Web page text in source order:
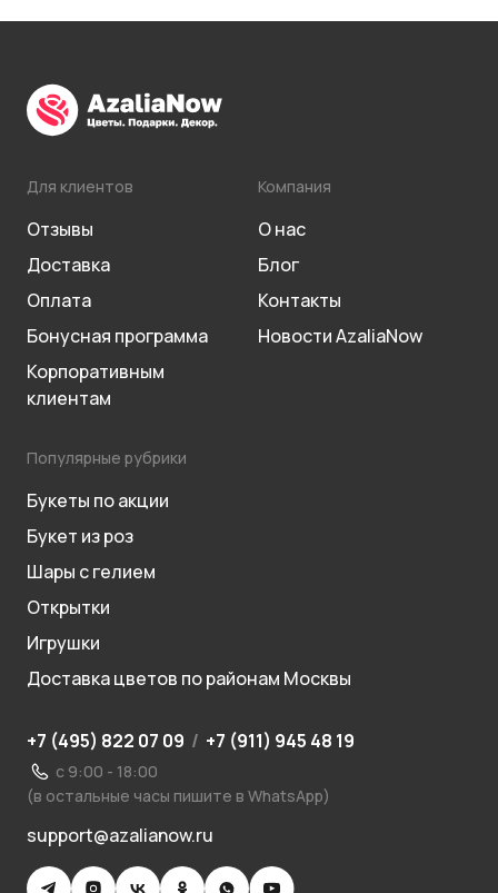
Для клиентов
Отзывы
Доставка
Оплата
Бонусная программа
Корпоративным
клиентам
Компания
О нас
Блог
Контакты
Новости AzaliaNow
Популярные рубрики
Букеты по акции
Букет из роз
Шары с гелием
Открытки
Игрушки
Доставка цветов по районам Москвы
+7 (495) 822 07 09 / +7 (911) 945 48 19
с 9:00 - 18:00
(в остальные часы пишите в WhatsApp)
support@azalianow.ru